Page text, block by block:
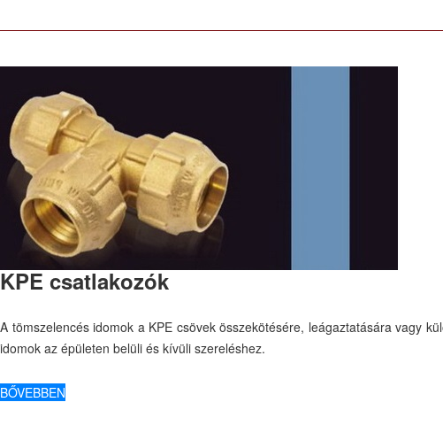
KPE csatlakozók
A tömszelencés idomok a KPE csövek összekötésére, leágaztatására vagy
idomok az épületen belüli és kívüli szereléshez.
BŐVEBBEN